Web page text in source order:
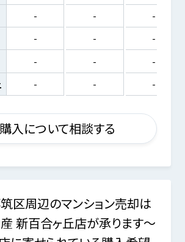
-
-
-
-
-
-
-
-
-
-
-
-
購入について相談する
区周辺のマンション売却は
新百合ヶ丘店が承ります～